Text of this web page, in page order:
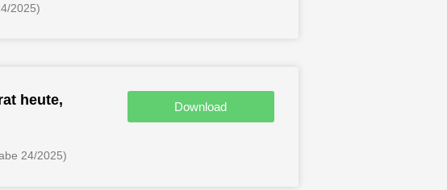
2025)
heute,
24/2025)
Download